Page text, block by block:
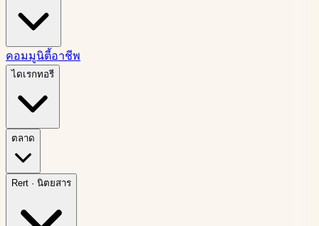
คอมมูนิตี้อาชีพ
ไดเรกทอรี
ตลาด
Rert · นิตยสาร